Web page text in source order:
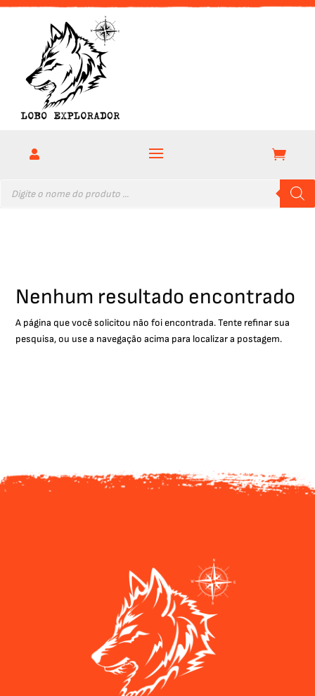
 
produtos
Nenhum resultado encontrado
A página que você solicitou não foi encontrada. Tente refinar sua
pesquisa, ou use a navegação acima para localizar a postagem.